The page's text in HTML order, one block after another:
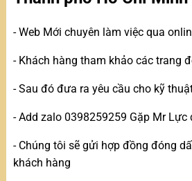
- Web Mới chuyên làm việc qua
- Khách hàng tham khảo các trang
- Sau đó đưa ra yêu cầu cho kỹ
- Add zalo 0398259259 Gặp Mr
- Chúng tôi sẽ gửi hợp đồng đóng
khách hàng